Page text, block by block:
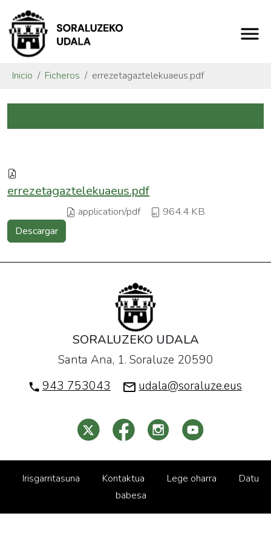
Inicio Ficheros errezetagaztelekuaeus.pdf
errezetagaztelekuaeus.pdf
application/pdf 964.4 KB
Descargar
SORALUZEKO UDALA
Santa Ana, 1. Soraluze 20590
943 753043
udala@soraluze.eus
Irisgarritasuna Kontaktua Lege oharra
Datu
babesa